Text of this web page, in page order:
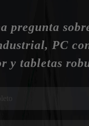
pregunta
PC
y tabletas